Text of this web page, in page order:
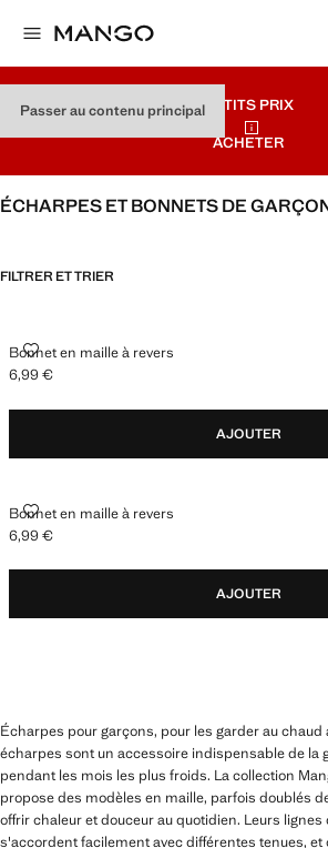
Passer au contenu principalPETITS PRIX
ACHETER
ÉCHARPES ET BONNETS DE
FILTRER ET TRIER
Bonnet en maille à revers
BONNET EN MAILLE À REVERS
Prix actuel [6,99 € ]
6,99 €
AJOUTER
Bonnet en maille à revers
BONNET EN MAILLE À REVERS
Prix actuel [6,99 € ]
6,99 €
AJOUTER
Écharpes pour garçons, pour les garder au chaud
écharpes sont un accessoire indispensable de la
pendant les mois les plus froids. La collection
propose des modèles en maille, parfois doublés
offrir chaleur et douceur au quotidien. Leurs
s'accordent facilement avec différentes tenues,